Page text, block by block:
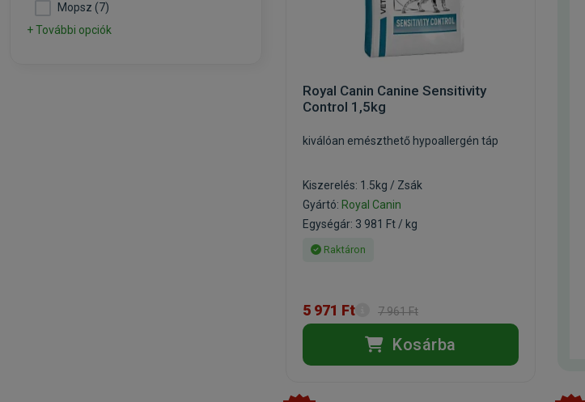
Royal Canin Canine Sensitivity
Control 1,5kg
kiválóan emészthető hypoallergén táp
Kiszerelés: 1.5kg / Zsák
Gyártó: Royal Canin
Egységár: 3 981 Ft / kg
Raktáron
5 971 Ft 7 961 Ft
Kosárba
Mopsz (7)
+ További opciók